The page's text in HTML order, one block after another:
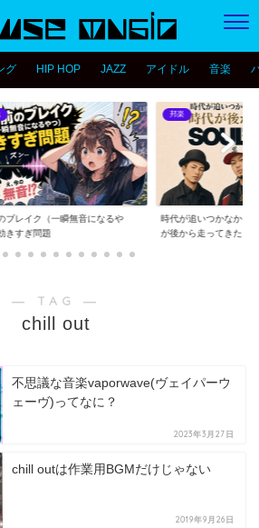
グ HIP HOP JAZZ アイドル 音楽
ブレイク（一瞬無音になるや
きすぎ問題
邦楽
時代が追いつかなかっ
が後から走ってきた...
― TAG ―
chill out
不思議な音楽vaporwave(ヴェイパーウ
ェーヴ)ってなに？
2023年3月27日
chill outは作業用BGMだけじゃない
2019年9月26日